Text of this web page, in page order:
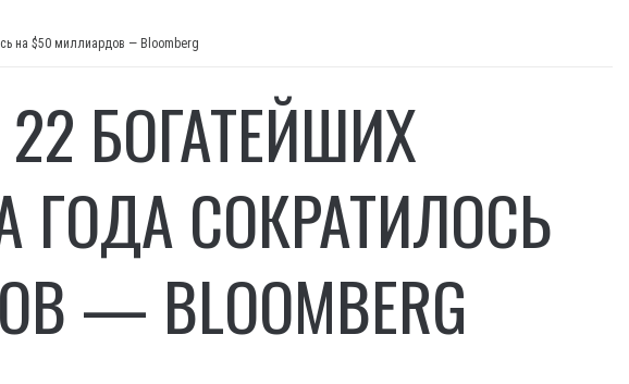
на $50 миллиардов — Bloomberg
БОГАТЕЙШИХ
ГОДА СОКРАТИЛОСЬ
— BLOOMBERG